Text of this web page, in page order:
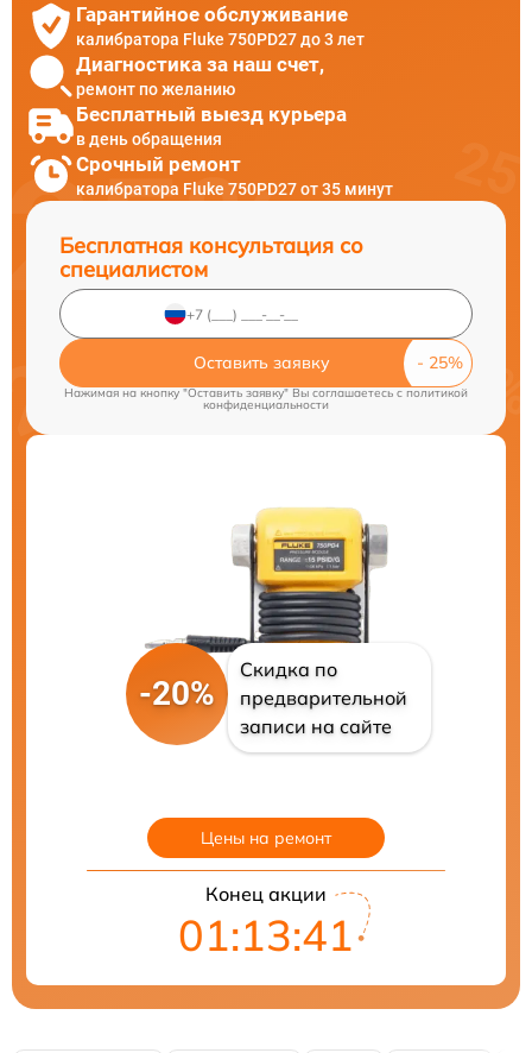
Гарантийное обслуживание
калибратора Fluke 750PD27 до 3 лет
Диагностика за наш счет,
ремонт по желанию
Бесплатный выезд курьера
в день обращения
Срочный ремонт
калибратора Fluke 750PD27 от 35 минут
Бесплатная консультация со
специалистом
Оставить заявку
Нажимая на кнопку "Оставить заявку" Вы соглашаетесь cполитикой
конфиденциальности
-20%
Скидка по
предварительной
записи на сайте
Цены на ремонт
Конец акции
01:13:40